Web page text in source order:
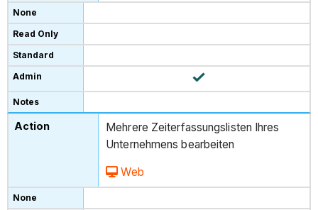
Mehrere Zeiterfassungslisten Ihres
Unternehmens bearbeiten
Web